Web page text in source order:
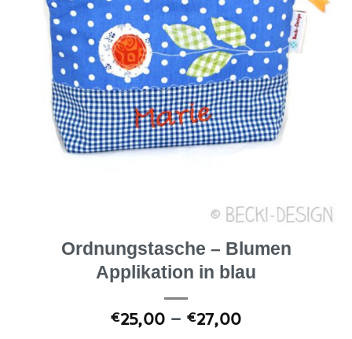
Ordnungstasche – Blumen
Applikation in blau
€25,00– €27,00Preisspanne: